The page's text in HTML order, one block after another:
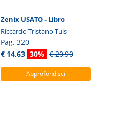
Zenix USATO - Libro
Riccardo Tristano Tuis
Pag. 320
€ 14,63 30% € 20,90
Approfondisci